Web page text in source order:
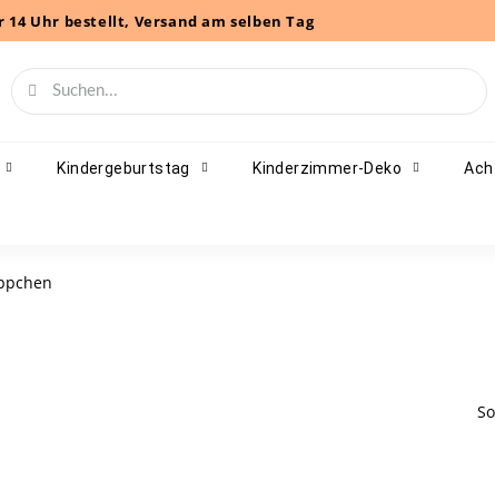
14 Uhr bestellt, Versand am selben Tag
Kindergeburtstag Kinderzimmer-Deko